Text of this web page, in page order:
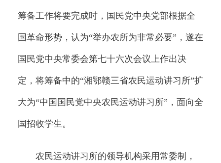
筹备工作将要完成时，国民党中央党部根据全
国革命形势，认为“举办农所为非常必要”，遂在
国民党中央常委会第七十六次会议上作出决
定，将筹备中的“湘鄂赣三省农民运动讲习所”扩
大为“中国国民党中央农民运动讲习所”，面向全
国招收学生。
农民运动讲习所的领导机构采用常委制，